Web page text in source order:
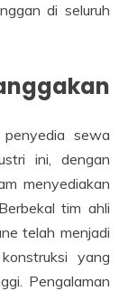
di seluruh
sewa
ini, dengan
menyediakan
tim ahli
telah menjadi
yang
Pengalaman